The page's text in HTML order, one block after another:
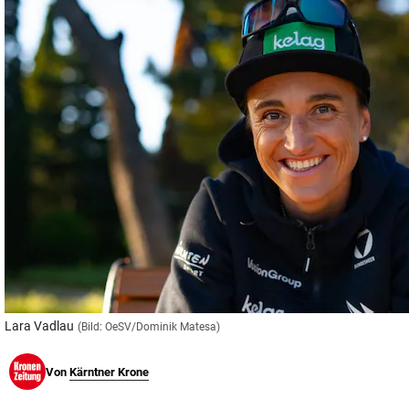
© Krone Multimedia GmbH & Co KG 2026
Muthgasse 2, 1190 Wien
Lara Vadlau (Bild: OeSV/Dominik Matesa)
Von Kärntner Krone